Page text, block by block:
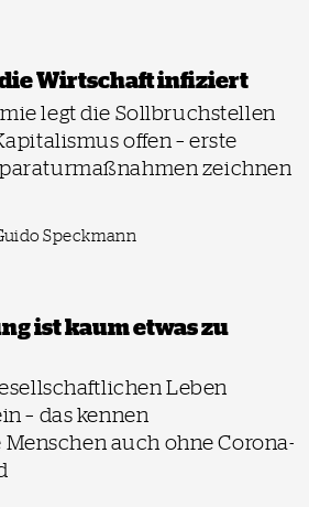
Wirtschaft infiziert
legt die Sollbruchstellen
offen – erste
zeichnen
Speckmann
ist kaum etwas zu
Leben
– das kennen
auch ohne Corona-